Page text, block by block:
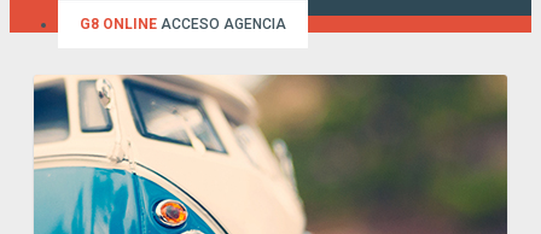
G8 ONLINE ACCESO AGENCIA